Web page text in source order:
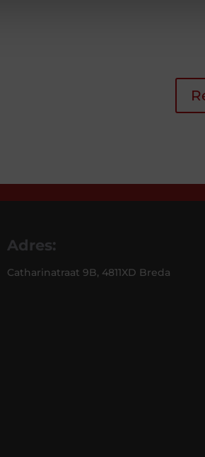
Adres:
Catharinatraat 9B, 4811XD Breda